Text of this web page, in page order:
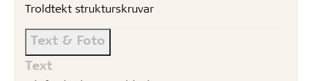
Troldtekt strukturskruvar
Text & Foto
Text